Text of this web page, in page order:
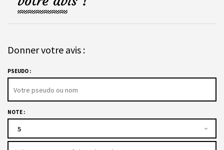
Donner votre avis :
PSEUDO :
NOTE :
5